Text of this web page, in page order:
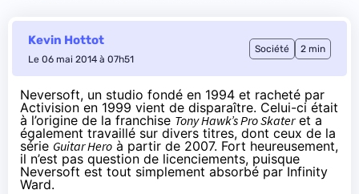
Kevin Hottot
Le 06 mai 2014 à 07h51
Société 2 min
Neversoft, un studio fondé en 1994 et racheté par
Activision en 1999 vient de disparaître. Celui-ci était
à l’origine de la franchise Tony Hawk’s Pro Skateret a
également travaillé sur divers titres, dont ceux de la
série Guitar Hero à partir de 2007. Fort heureusement,
il n’est pas question de licenciements, puisque
Neversoft est tout simplement absorbé par Infinity
Ward.